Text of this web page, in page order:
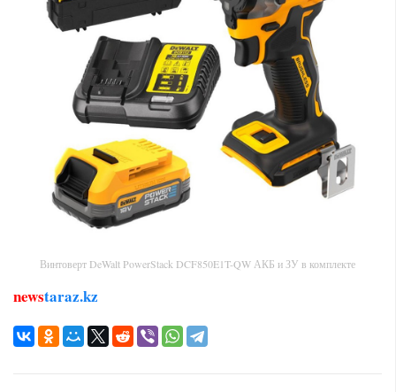
Винтоверт DeWalt PowerStack DCF850E1T-QW АКБ и ЗУ в комплекте
newstaraz.kz